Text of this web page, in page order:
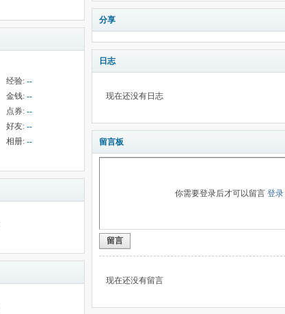
经验: --
金钱: --
点券: --
好友: --
相册: --
分享
日志
现在还没有日志
留言板
你需要登录后才可以留言 登录|
留言
现在还没有留言